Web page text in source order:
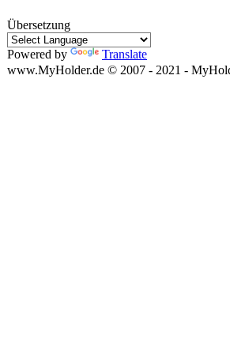
Übersetzung
Powered by Translate
www.MyHolder.de © 2007 - 2021 -